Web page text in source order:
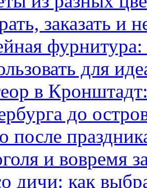
заказать и
фурнитура:
для
в
до
после
и вовремя
дичи: как